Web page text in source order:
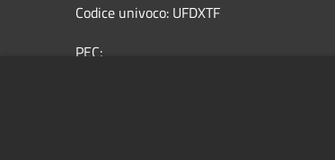
Codice univoco: UFDXTF
PEC: